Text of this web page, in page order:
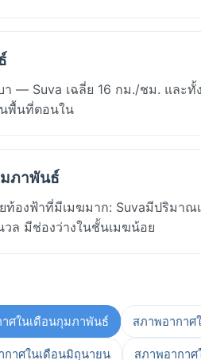
า — Suva เฉลี่ย 16 กม./ชม. และ
นพื้นที่ตอนใน
มภาพันธ์
ท้องฟ้าที่มีเมฆมาก: Suvaมีปริมา
ล มีช่องว่างในชั้นเมฆน้อย
ศในเดือนกุมภาพันธ์ สภาพอากาศ
กาศในเดือนมิถุนายน สภาพอากา